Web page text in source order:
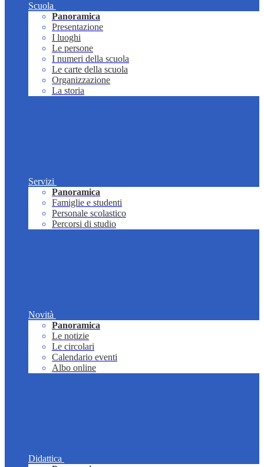
Scuola
Panoramica
Presentazione
I luoghi
Le persone
I numeri della scuola
Le carte della scuola
Organizzazione
La storia
Servizi
Panoramica
Famiglie e studenti
Personale scolastico
Percorsi di studio
Novità
Panoramica
Le notizie
Le circolari
Calendario eventi
Albo online
Didattica